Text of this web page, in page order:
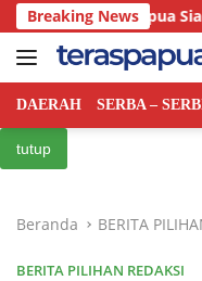
Langsung
ke
konten
Breaking News
PRI Papua Siapkan
DAERAH SERBA –
tutup
Beranda BERITA
BERITA PILIHAN REDAKSI